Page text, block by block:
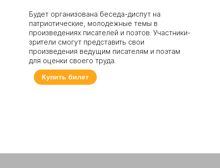
Будет организована беседа-диспут на
патриотические, молодежные темы в
произведениях писателей и поэтов. Участники-
зрители смогут представить свои
произведения ведущим писателям и поэтам
для оценки своего труда.
Купить билет